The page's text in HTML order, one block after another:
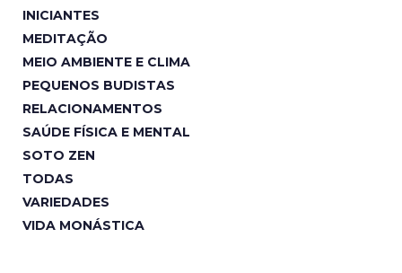
INICIANTES
MEDITAÇÃO
MEIO AMBIENTE E CLIMA
PEQUENOS BUDISTAS
RELACIONAMENTOS
SAÚDE FÍSICA E MENTAL
SOTO ZEN
TODAS
VARIEDADES
VIDA MONÁSTICA